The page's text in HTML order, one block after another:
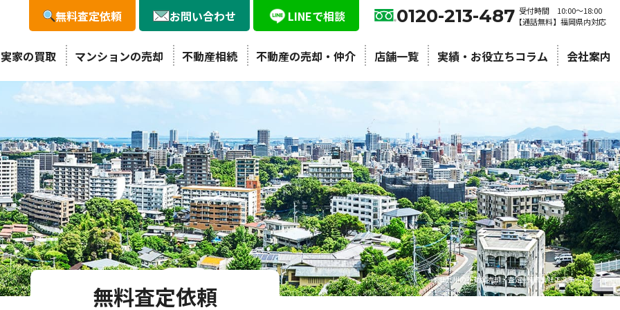
無料査定依頼 お問い合わせ LINEで相談 0120-213-487 受付時間 10:00〜18:00
【通話無料】福岡県内対応
家の買取 マンションの売却 不動産相続 不動産の売却・仲介 店舗一覧 実績・お役立ちコラム 会社案内
北九州の不動産売却・査定 | 株式会社エステートプラン
無料査定依頼